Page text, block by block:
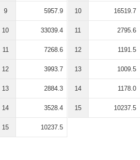
9 5957.9
10 33039.4
11 7268.6
12 3993.7
13 2884.3
14 3528.4
15 10237.5
10 16519.7
11 2795.6
12 1191.5
13 1009.5
14 1178.0
15 10237.5